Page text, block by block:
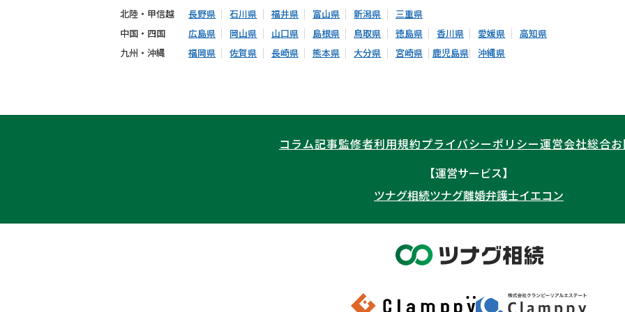
北陸・甲信越
長野県 石川県 福井県 富山県 新潟県
三重県
中国・四国
広島県 岡山県 山口県 島根県 鳥取県 徳島県 香川県 愛媛県
高知県
九州・沖縄
福岡県 佐賀県 長崎県 熊本県 大分県 宮崎県 鹿児島県 沖縄県
コラム記事監修者利用規約プライバシーポリシー運営会社総合
【運営サービス】
ツナグ相続ツナグ離婚弁護士イエコン